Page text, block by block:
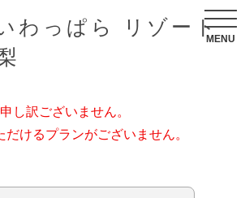
わっぱら リゾート
MENU
申し訳ございません。
だけるプランがございません。